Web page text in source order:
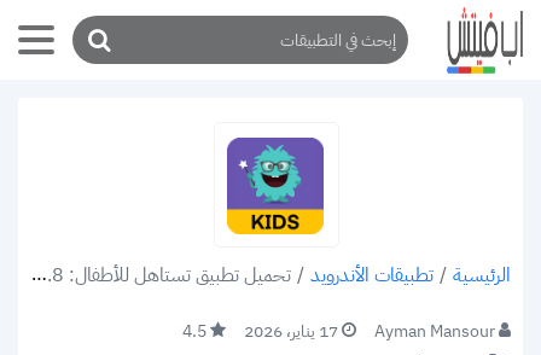
الرئيسية / تطبيقات الأندرويد / تحميل تطبيق تستاهل للأطفال: Testahel apk v2.8 مراقبة سلوكيات الأطفال بالتقنيات الحديثة 2022
Ayman Mansour 17 يناير، 2026
4.5